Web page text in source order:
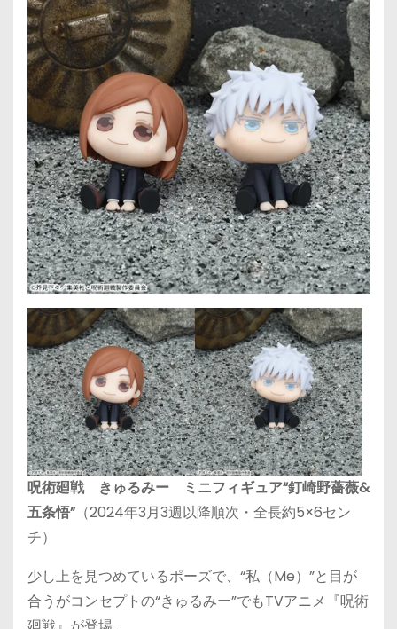
呪術廻戦 きゅるみー ミニフィギュア“釘崎野薔薇&
五条悟”（2024年3月3週以降順次・全長約5×6セン
チ）
少し上を見つめているポーズで、“私（Me）”と目が
合うがコンセプトの“きゅるみー”でもTVアニメ『呪術